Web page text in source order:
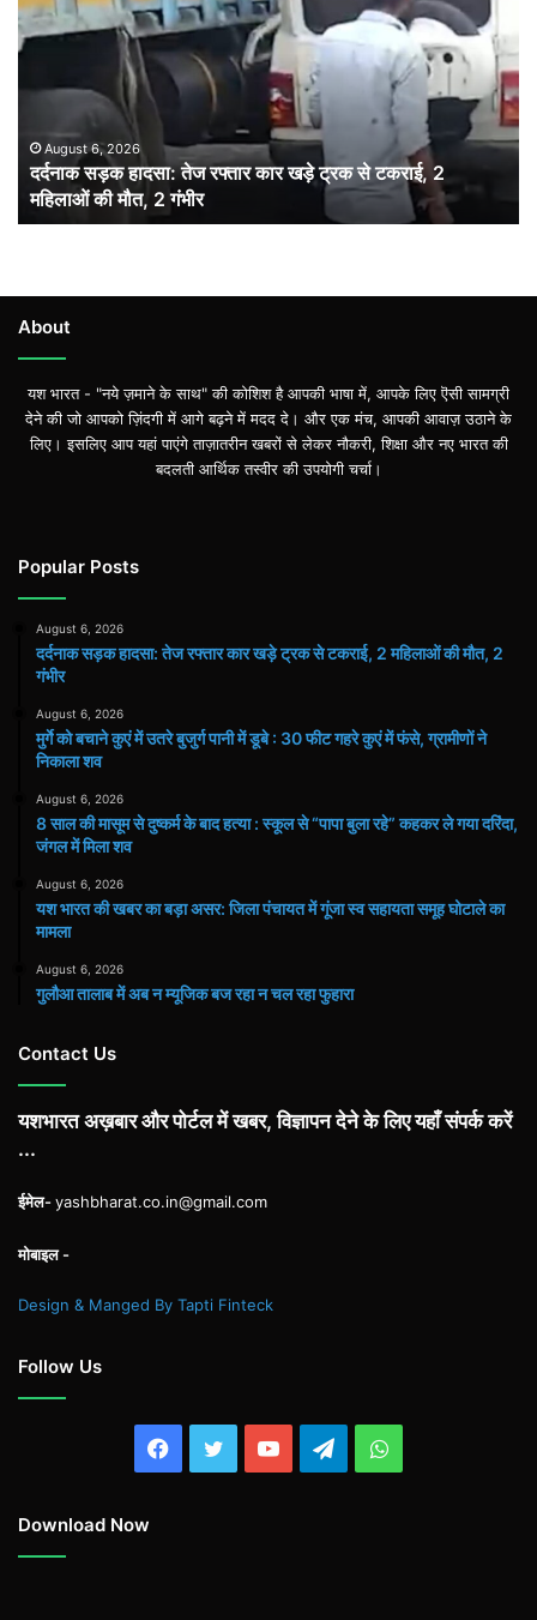
हादसा:
तेज
कार
ट्रक
टकराई,
2
मौत,
2
August 6, 2026
दर्दनाक सड़क हादसा: तेज रफ्तार कार खड़े ट्रक से टकराई, 2
महिलाओं की मौत, 2 गंभीर
About
यश भारत - "नये ज़माने के साथ" की कोशिश है आपकी भाषा में, आपके लिए ऎसी सामग्री
देने की जो आपको ज़िंदगी में आगे बढ़ने में मदद दे। और एक मंच, आपकी आवाज़ उठाने के
लिए। इसलिए आप यहां पाएंगे ताज़ातरीन खबरों से लेकर नौकरी, शिक्षा और नए भारत की
बदलती आर्थिक तस्वीर की उपयोगी चर्चा।
Popular Posts
August 6, 2026
दर्दनाक सड़क हादसा: तेज रफ्तार कार खड़े ट्रक से टकराई, 2 महिलाओं की मौत, 2
गंभीर
August 6, 2026
मुर्गे को बचाने कुएं में उतरे बुजुर्ग पानी में डूबे : 30 फीट गहरे कुएं में फंसे, ग्रामीणों ने
निकाला शव
August 6, 2026
8 साल की मासूम से दुष्कर्म के बाद हत्या : स्कूल से “पापा बुला रहे” कहकर ले गया दरिंदा,
जंगल में मिला शव
August 6, 2026
यश भारत की खबर का बड़ा असर: जिला पंचायत में गूंजा स्व सहायता समूह घोटाले का
मामला
August 6, 2026
गुलौआ तालाब में अब न म्यूजिक बज रहा न चल रहा फुहारा
Contact Us
यशभारत अख़बार और पोर्टल में खबर, विज्ञापन देने के लिए यहाँ संपर्क करें
...
ईमेल-yashbharat.co.in@gmail.com
मोबाइल -
Design & Manged By Tapti Finteck
Follow Us
Facebook
TwitterYouTubeTelegramWhatsApp
Download Now